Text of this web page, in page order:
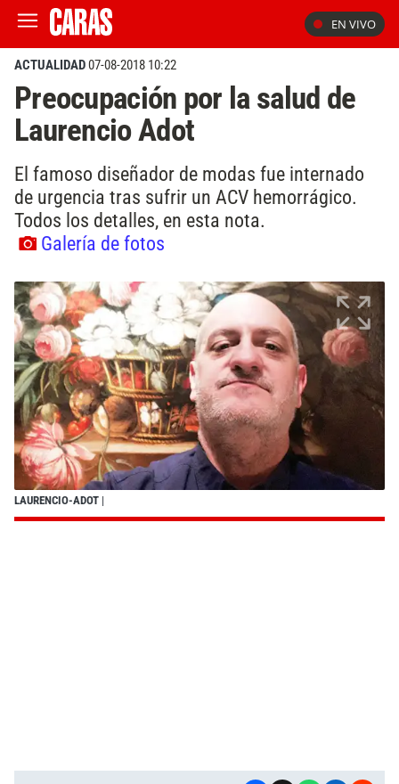
EN VIVO
ACTUALIDAD07-08-2018 10:22
Preocupación por la salud de
Laurencio Adot
El famoso diseñador de modas fue internado
de urgencia tras sufrir un ACV hemorrágico.
Todos los detalles, en esta nota.
Galería de fotos
LAURENCIO-ADOT |